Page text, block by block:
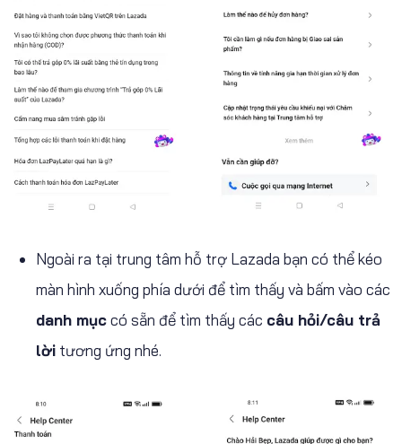
Ngoài ra tại trung tâm hỗ trợ Lazada bạn có thể kéo
màn hình xuống phía dưới để tìm thấy và bấm vào các
danh mụccó sẵn để tìm thấy các câu hỏi/câu trả
lời tương ứng nhé.